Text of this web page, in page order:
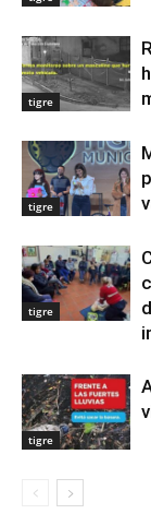
tigre
tigre
tigre
tigre